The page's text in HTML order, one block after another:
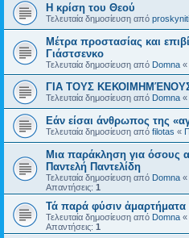
Η κρίση του Θεού
Τελευταία δημοσίευση από
Μέτρα προστασίας και
Γιάστσενκο
Τελευταία δημοσίευση από Domna «
ΓΙΑ ΤΟΥΣ
Τελευταία δημοσίευση από Domna «
Εάν είσαι άνθρωπος της
Τελευταία δημοσίευση από filotas «
Μια παράκληση για όσους
Παντελή Παντελίδη
Τελευταία δημοσίευση από Domna «
Απαντήσεις: 1
Τά παρά φύσιν ἀμαρτήματα
Τελευταία δημοσίευση από Domna «
Απαντήσεις: 1